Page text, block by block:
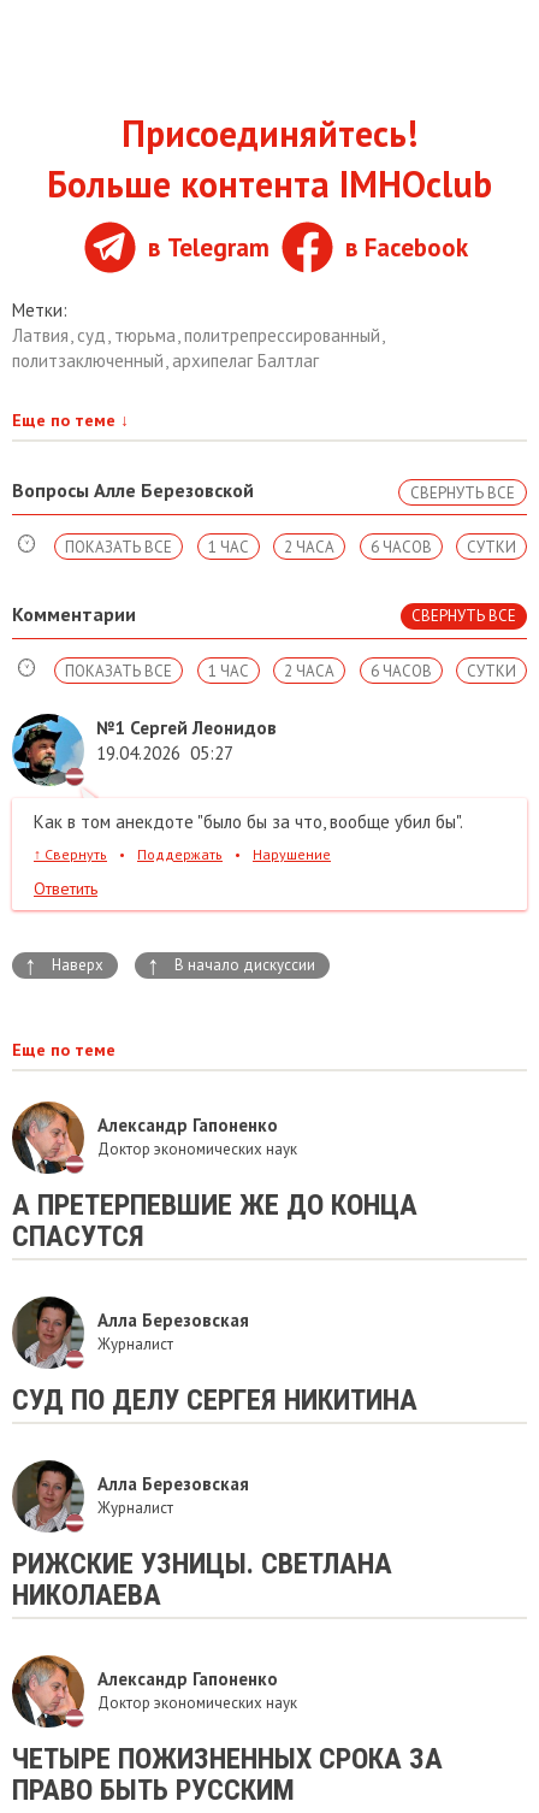
Присоединяйтесь!
Больше контента IMHOclub
в Telegram в Facebook
Метки:
Латвия, суд, тюрьма,политрепрессированный,
политзаключенный, архипелаг Балтлаг
Еще по теме ↓
Вопросы Алле Березовской СВЕРНУТЬ ВСЕ
СУТКИ
6 ЧАСОВ
2 ЧАСА
1 ЧАС
ПОКАЗАТЬ ВСЕ
Комментарии СВЕРНУТЬ ВСЕ
СУТКИ
6 ЧАСОВ
2 ЧАСА
1 ЧАС
ПОКАЗАТЬ ВСЕ
№1 Сергей Леонидов
19.04.2026 05:27
Как в том анекдоте "было бы за что, вообще убил бы".
↑ Свернуть • Поддержать • Нарушение
Ответить
↑ Наверх ↑ В начало дискуссии
Еще по теме
Александр Гапоненко
Доктор экономических наук
А ПРЕТЕРПЕВШИЕ ЖЕ ДО КОНЦА
СПАСУТСЯ
Алла Березовская
Журналист
СУД ПО ДЕЛУ СЕРГЕЯ НИКИТИНА
Алла Березовская
Журналист
РИЖСКИЕ УЗНИЦЫ. СВЕТЛАНА
НИКОЛАЕВА
Александр Гапоненко
Доктор экономических наук
ЧЕТЫРЕ ПОЖИЗНЕННЫХ СРОКА ЗА
ПРАВО БЫТЬ РУССКИМ